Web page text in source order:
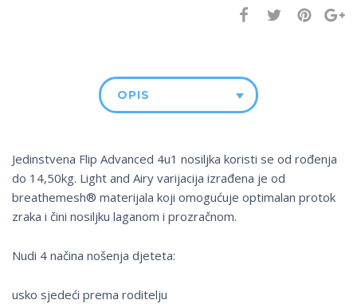
OPIS
Jedinstvena Flip Advanced 4u1 nosiljka koristi se od rođenja
do 14,50kg. Light and Airy varijacija izrađena je od
breathemesh® materijala koji omogućuje optimalan protok
zraka i čini nosiljku laganom i prozračnom.
Nudi 4 načina nošenja djeteta:
usko sjedeći prema roditelju